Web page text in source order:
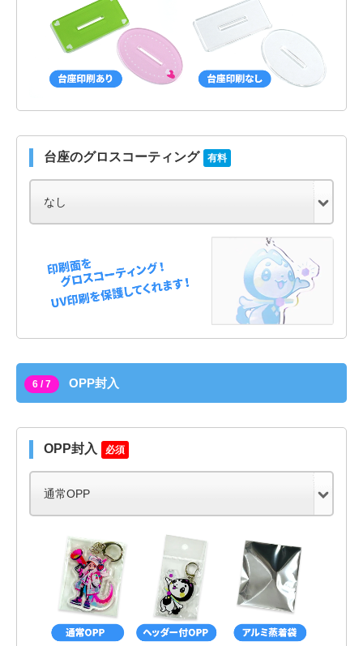
台座のグロスコーティング 有料
6 / 7 OPP封入
OPP封入 必須